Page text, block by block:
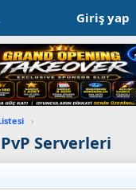
Giriş yap
›
Serverleri